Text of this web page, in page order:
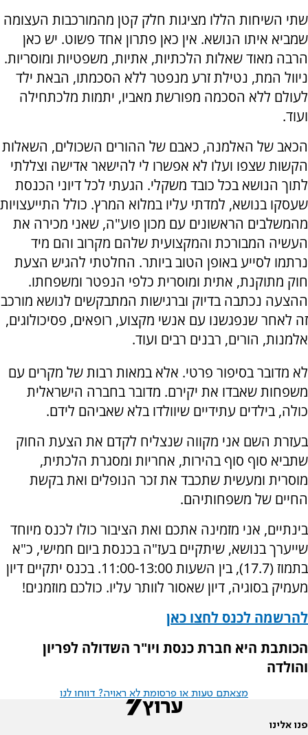
שתי השיחות הללו מציגות חלק קטן מהמורכבות העצומה
שמביא איתו הנושא. אין כאן פתרון אחד פשוט. יש כאן
הרבה מאוד שאלות הלכתיות, אתיות, משפטיות ומוסריות.
ניוול המת, נטילת זרע מנפטר ללא הסכמתו, הבאת ילד
לעולם ללא הסכמה מפורשת מאביו, יתמות מלכתחילה
ועוד.
הכאב של האלמנה, כאבם של ההורים השכולים, השאלות
הקשות שצפו ועלו לא אפשרו לי להישאר אדישה וצללתי
לתוך הנושא בכל כובד משקלי. הגעתי לכל דיוני הכנסת
שעסקו בנושא, למדתי עליו במלוא המרץ. כולל התייעצויות
מהמשלבים הראשונים עם מכון פוע"ה, שאני מכירה את
העשיה המבורכת והמקצועית שלהם מקרוב והם מיד
נרתמו לסייע באופן הטוב ביותר. החלטתי להגיש הצעת
חוק מתוקנת, אתית ומוסרית כלפי הנפטר ומשפחתו.
ההצעה נכתבה בדיוק וברגישות המתבקשים לנושא מורכב
זה לאחר שנפגשנו עם אנשי מקצוע, רופאים, פסיכולוגים,
אלמנות, הורים, רבנים רבים ועוד.
לא מדובר בסיפור פרטי. אלא במאות רבות של מקרים עם
משפחות שאבדו את יקירם. מדובר בחברה הישראלית
כולה, בילדים עתידיים שיוולדו בלא שאביהם לידם.
בעזרת השם אני מקווה שנצליח לקדם את הצעת החוק
שתביא סוף סוף בהירות, אחריות ומסגרת הלכתית,
מוסרית ומעשית שתכבד את זכר הנופלים ואת בקשת
החיים של משפחותיהם.
בינתיים, אני מזמינה אתכם ואת הציבור כולו לכנס מיוחד
שייערך בנושא, שיתקיים בעז"ה בכנסת ביום חמישי, כ"א
בתמוז (17.7), בין השעות 11:00-13:00. בכנס יתקיים דיון
מעמיק בסוגיה, דיון שאסור לוותר עליו. כולכם מוזמנים!
להרשמה לכנס לחצו כאן
הכותבת היא חברת כנסת ויו"ר השדולה לפריון
והולדה
מצאתם טעות או פרסומת לא ראויה? דווחו לנו
פנו אלינו